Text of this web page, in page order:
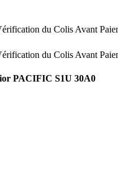
du Colis Avant
du Colis Avant
PACIFIC S1U 30A0